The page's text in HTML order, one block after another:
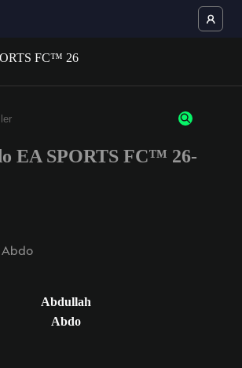
of 3 characters or numbers
EA SPORTS FC™ 26-
Abdullah
Abdo